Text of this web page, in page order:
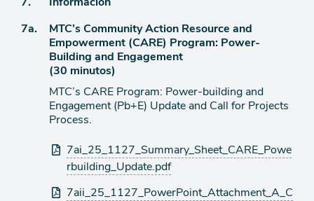
de
agenda
Ítem
agenda
7a.
MTC’s Community Action Resource and
Empowerment (CARE) Program: Power-
Building and Engagement
(30 minutos)
MTC’s CARE Program: Power-building and
Engagement (Pb+E) Update and Call for Projects
Process.
Archivos
adjuntos
7ai_25_1127_Summary_Sheet_CARE_Powe
rbuilding_Update.pdf
7aii_25_1127_PowerPoint_Attachment_A_C